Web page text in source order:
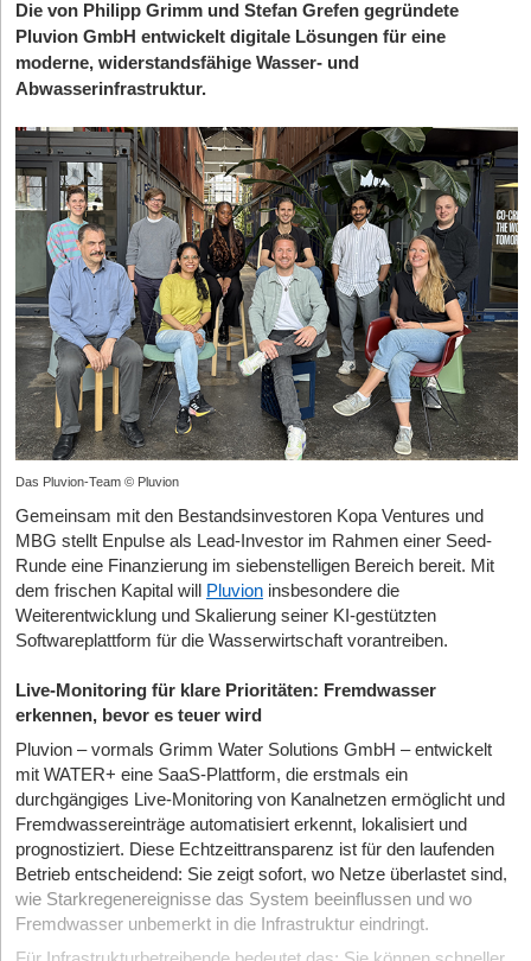
Die von Philipp Grimm und Stefan Grefen gegründete
Pluvion GmbH entwickelt digitale Lösungen für eine
moderne, widerstandsfähige Wasser- und
Abwasserinfrastruktur.
Das Pluvion-Team © Pluvion
Gemeinsam mit den Bestandsinvestoren Kopa Ventures und
MBG stellt Enpulse als Lead-Investor im Rahmen einer Seed-
Runde eine Finanzierung im siebenstelligen Bereich bereit. Mit
dem frischen Kapital will
Pluvion insbesondere die
Weiterentwicklung und Skalierung seiner KI-gestützten
Softwareplattform für die Wasserwirtschaft vorantreiben.
Live-Monitoring für klare Prioritäten: Fremdwasser
erkennen, bevor es teuer wird
Pluvion – vormals Grimm Water Solutions GmbH – entwickelt
mit WATER+ eine SaaS-Plattform, die erstmals ein
durchgängiges Live-Monitoring von Kanalnetzen ermöglicht und
Fremdwassereinträge automatisiert erkennt, lokalisiert und
prognostiziert. Diese Echtzeittransparenz ist für den laufenden
Betrieb entscheidend: Sie zeigt sofort, wo Netze überlastet sind,
wie Starkregenereignisse das System beeinflussen und wo
Fremdwasser unbemerkt in die Infrastruktur eindringt.